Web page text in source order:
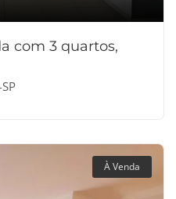
com 3 quartos,
À Venda